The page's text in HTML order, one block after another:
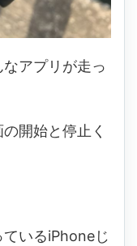
アプリが走っ
開始と停止く
いるiPhoneじ